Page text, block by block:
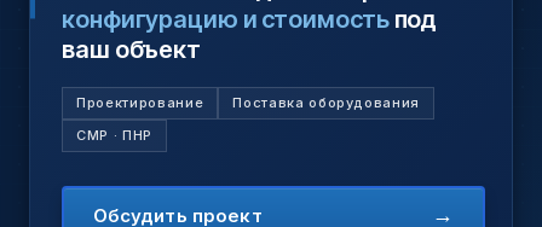
конфигурацию и стоимостьпод
ваш объект
Проектирование
Поставка оборудования
СМР · ПНР
Обсудить проект →